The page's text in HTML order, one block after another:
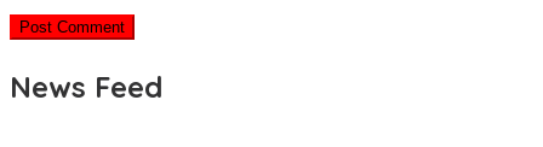
News Feed